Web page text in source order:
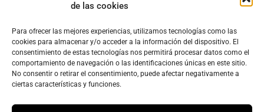
de las cookies
Para ofrecer las mejores experiencias, utilizamos tecnologías como las
cookies para almacenar y/o acceder a la información del dispositivo. El
consentimiento de estas tecnologías nos permitirá procesar datos como el
comportamiento de navegación o las identificaciones únicas en este sitio.
No consentir o retirar el consentimiento, puede afectar negativamente a
ciertas características y funciones.
Política de Privacidad
Contacto
Política de cookies UE
Copyright © 2026 Plato Canario |Diseño web